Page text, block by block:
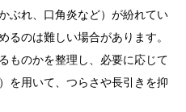
ぶれ、口角炎など）が紛れてい
るのは難しい場合があります。
ものかを整理し、必要に応じて
を用いて、つらさや長引きを抑